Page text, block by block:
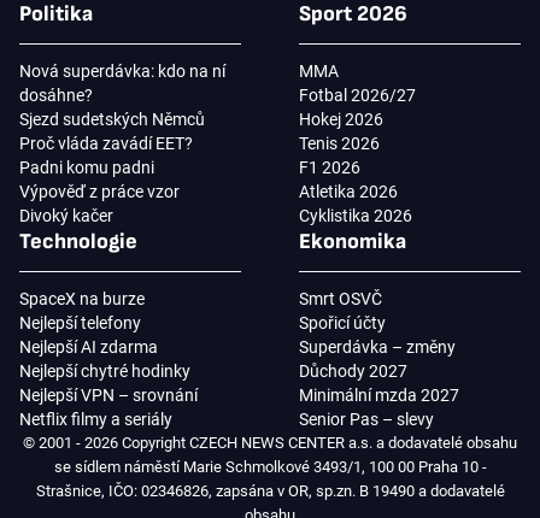
Politika
Nová superdávka: kdo na ní
dosáhne?
Sjezd sudetských Němců
Proč vláda zavádí EET?
Padni komu padni
Výpověď z práce vzor
Divoký kačer
Sport 2026
MMA
Fotbal 2026/27
Hokej 2026
Tenis 2026
F1 2026
Atletika 2026
Cyklistika 2026
Technologie
SpaceX na burze
Nejlepší telefony
Nejlepší AI zdarma
Nejlepší chytré hodinky
Nejlepší VPN – srovnání
Netflix filmy a seriály
Ekonomika
Smrt OSVČ
Spořicí účty
Superdávka – změny
Důchody 2027
Minimální mzda 2027
Senior Pas – slevy
© 2001 - 2026 Copyright CZECH NEWS CENTER a.s. a dodavatelé obsahu
se sídlem náměstí Marie Schmolkové 3493/1, 100 00 Praha 10 -
Strašnice, IČO: 02346826, zapsána v OR, sp.zn. B 19490 a dodavatelé